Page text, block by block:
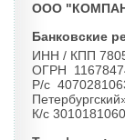
ООО
Банковские
ИНН / КПП
ОГРН
Р/с
К/с